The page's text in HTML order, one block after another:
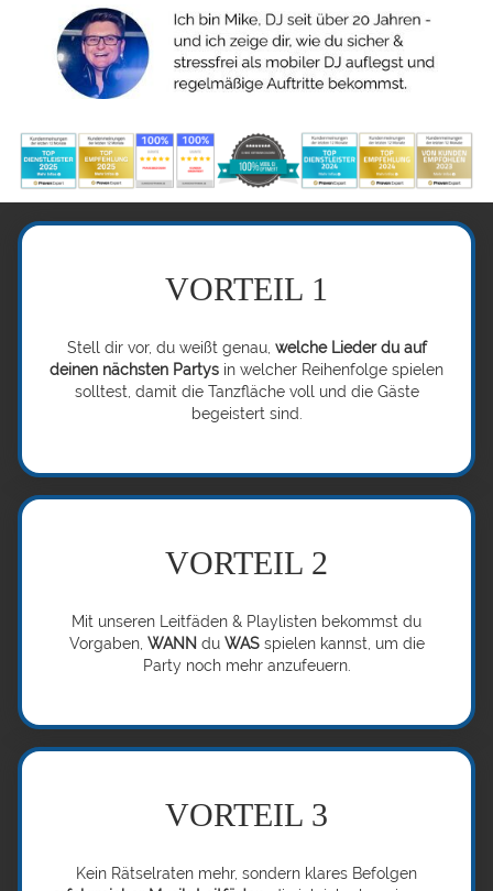
VORTEIL 1
Stell dir vor, du weißt genau, welche Lieder du auf
deinen nächsten Partys in welcher Reihenfolge spielen
solltest, damit die Tanzfläche voll und die Gäste
begeistert sind.
VORTEIL 2
Mit unseren Leitfäden & Playlisten bekommst du
Vorgaben, WANN du WASspielen kannst, um die
Party noch mehr anzufeuern.
VORTEIL 3
Kein Rätselraten mehr, sondern klares Befolgen